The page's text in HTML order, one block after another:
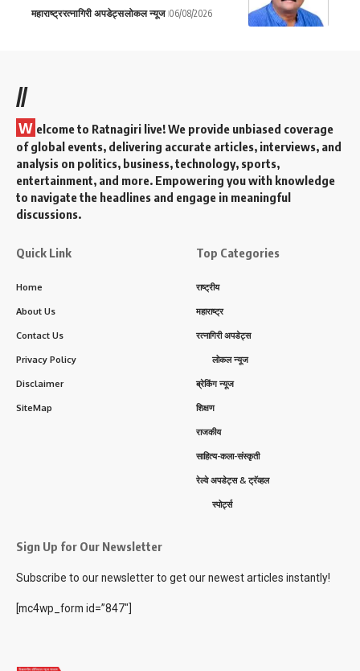
महाराष्ट्ररत्नागिरी अपडेट्सलोकल न्यूज 06/08/2026
//
W elcome to Ratnagiri live! We provide unbiased coverage
of global events, delivering accurate articles, interviews, and
analysis on politics, business, technology, sports,
entertainment, and more. Empowering you with knowledge
to navigate the headlines and engage in meaningful
discussions.
Quick Link
Home
About Us
Contact Us
Privacy Policy
Disclaimer
SiteMap
Top Categories
राष्ट्रीय
महाराष्ट्र
रत्नागिरी अपडेट्स
लोकल न्यूज
ब्रेकिंग न्यूज
शिक्षण
राजकीय
साहित्य-कला-संस्कृती
रेल्वे अपडेट्स & ट्रॅव्हल
स्पोर्ट्स
Sign Up for Our Newsletter
Subscribe to our newsletter to get our newest articles instantly!
[mc4wp_form id=”847″]